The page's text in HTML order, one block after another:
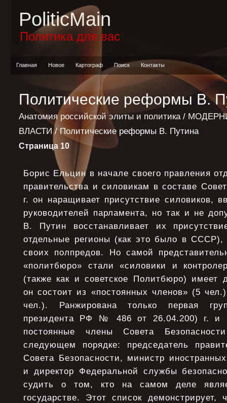
PoliticMain
Политика для вас
Главная Новое Картограф Поиск Контакты
Политические реформы В.
Анатомия российской элиты и политика/
ВЛАСТИ/ Политические реформы В. Путина
Страница 10
Борис Ельцин в начале своего правления
правительства и силовикам в составе
г. он наращивает присутствие силовиков,
руководителей парламента, но так и не
В. Путин восстанавливает их
отдельные регионы (как это было в
своих полпредов. Но самой
«политбюро» стали «силовики и
(также как и советское Политбюро) имеет
он состоит из «постоянных членов» (5
чел.). Ранжирована только первая
президента РФ № 486 от 26.04.200) г.
постоянные члены Совета
следующем порядке: председатель
Совета Безопасности, министр
и директор Федеральной службы
судить о том, кто на самом деле
государстве. Этот список